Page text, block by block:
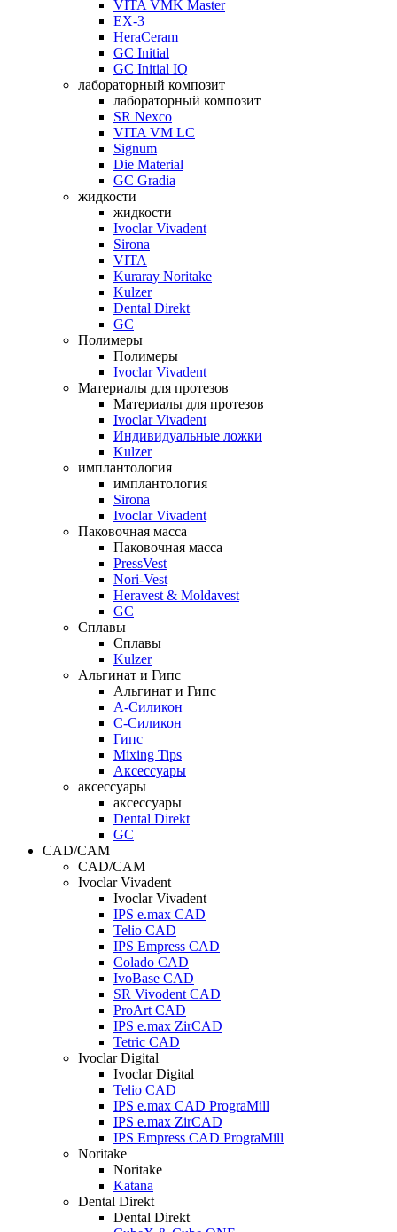
VITA VMK Master
EX-3
HeraCeram
GC Initial
GC Initial IQ
лабораторный композит
лабораторный композит
SR Nexco
VITA VM LC
Signum
Die Material
GC Gradia
жидкости
жидкости
Ivoclar Vivadent
Sirona
VITA
Kuraray Noritake
Kulzer
Dental Direkt
GC
Полимеры
Полимеры
Ivoclar Vivadent
Материалы для протезов
Материалы для протезов
Ivoclar Vivadent
Индивидуальные ложки
Kulzer
имплантология
имплантология
Sirona
Ivoclar Vivadent
Паковочная масса
Паковочная масса
PressVest
Nori-Vest
Heravest & Moldavest
GC
Сплавы
Сплавы
Kulzer
Альгинат и Гипс
Альгинат и Гипс
A-Силикон
C-Силикон
Гипс
Mixing Tips
Аксессуары
аксессуары
аксессуары
Dental Direkt
GC
CAD/CAM
CAD/CAM
Ivoclar Vivadent
Ivoclar Vivadent
IPS e.max CAD
Telio CAD
IPS Empress CAD
Colado CAD
IvoBase CAD
SR Vivodent CAD
ProArt CAD
IPS e.max ZirCAD
Tetric CAD
Ivoclar Digital
Ivoclar Digital
Telio CAD
IPS e.max CAD PrograMill
IPS e.max ZirCAD
IPS Empress CAD PrograMill
Noritake
Noritake
Katana
Dental Direkt
Dental Direkt